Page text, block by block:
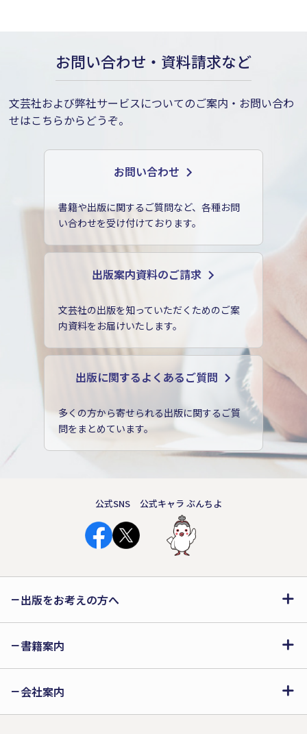
お問い合わせ・資料請求など
文芸社および弊社サービスについてのご案内・お問い合わ
せはこちらからどうぞ。
お問い合わせ
書籍や出版に関するご質問など、各種お問
い合わせを受け付けております。
出版案内資料のご請求
文芸社の出版を知っていただくためのご案
内資料をお届けいたします。
出版に関するよくあるご質問
多くの方から寄せられる出版に関するご質
問をまとめています。
公式SNS 公式キャラ ぶんちよ
出版をお考えの方へ
書籍案内
会社案内